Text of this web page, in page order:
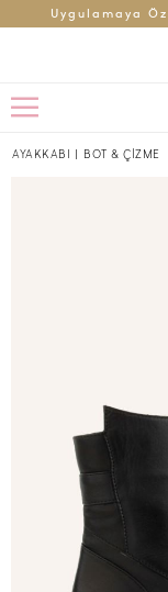
Uygulamaya
AYAKKABI | BOT & ÇİZME